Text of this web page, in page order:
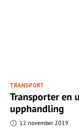
TRANSPORT
Transporter en
upphandling
12 november 2019